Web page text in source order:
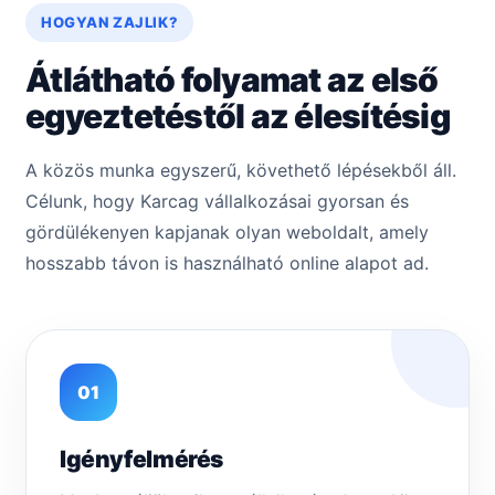
HOGYAN ZAJLIK?
Átlátható folyamat az első
egyeztetéstől az élesítésig
A közös munka egyszerű, követhető lépésekből áll.
Célunk, hogy Karcag vállalkozásai gyorsan és
gördülékenyen kapjanak olyan weboldalt, amely
hosszabb távon is használható online alapot ad.
01
Igényfelmérés